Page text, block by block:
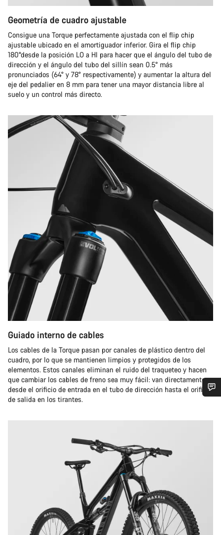
Geometría de cuadro ajustable
Consigue una Torque perfectamente ajustada con el flip chip
ajustable ubicado en el amortiguador inferior. Gira el flip chip
180°desde la posición LO a HI para hacer que el ángulo del tubo de
dirección y el ángulo del tubo del sillín sean 0.5° más
pronunciados (64° y 78° respectivamente) y aumentar la altura del
eje del pedalier en 8 mm para tener una mayor distancia libre al
suelo y un control más directo.
Guiado interno de cables
Los cables de la Torque pasan por canales de plástico dentro del
cuadro, por lo que se mantienen limpios y protegidos de los
elementos. Estos canales eliminan el ruido del traqueteo y hacen
que cambiar los cables de freno sea muy fácil: van directamente
desde el orificio de entrada en el tubo de dirección hasta el orificio
de salida en los tirantes.
¿Necesitas ayuda?
Abrir chat
Cerrar